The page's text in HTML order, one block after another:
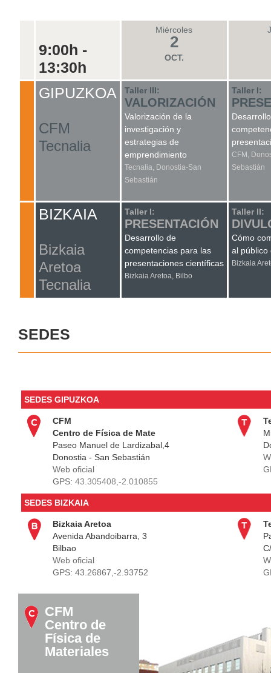
9:00h -
13:30h
Miércoles
2
OCT.
GIPUZKOA
CFM
Tecnalia
Taller III:
VALORIZACIÓN
Valorización de la
investigación y
estrategias de
emprendimiento
Tecnalia, Donostia-San
Sebastián
Taller I:
CFM,
Sebastián
BIZKAIA
Bizkaia
Aretoa
Tecnalia
Taller I:
PRESENTACIÓN
Desarrollo de
competencias para las
presentaciones científicas
Bizkaia Aretoa, Bilbo
Taller II:
Cómo
al público
Bizkaia
SEDES
SEDES GIPUZKOA
CFM
Centro de Física de Mate
Paseo Manuel de Lardizabal,4
Donostia - San Sebastián
Web oficial
GPS: 43.305408,-2.010855
SEDES BIZKAIA
Bizkaia Aretoa
Avenida Abandoibarra, 3
Bilbao
Web oficial
GPS: 43.26867,-2.93752
CFM
Centro de
Física de
Materiales